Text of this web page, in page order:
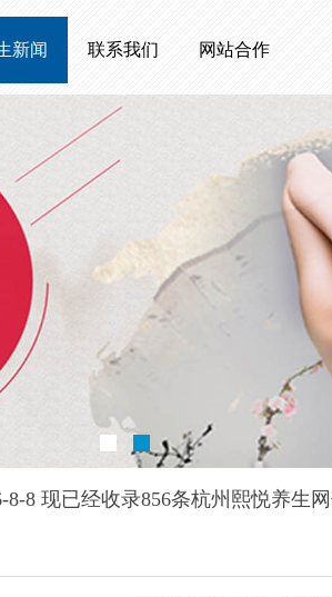
新闻 联系我们 网站合作
8-8 现已经收录856条杭州熙悦养生